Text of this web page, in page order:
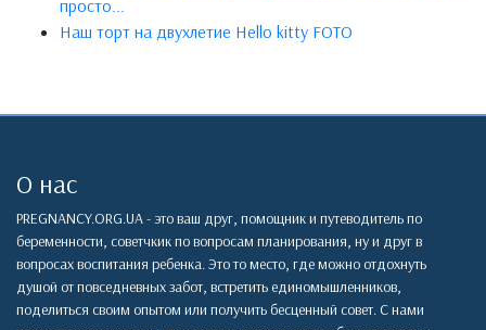
просто...
Наш торт на двухлетие Hello kitty FOTO
О нас
PREGNANCY.ORG.UA - это ваш друг, помощник и путеводитель по
беременности, советчкик по вопросам планирования, ну и друг в
вопросах воспитания ребенка. Это то место, где можно отдохнуть
душой от повседневных забот, встретить единомышленников,
поделиться своим опытом или получить бесценный совет. С нами